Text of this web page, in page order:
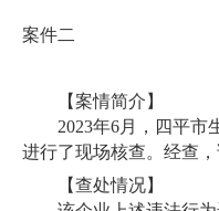
案件二
【案情简介】
2023年6月，四平市生
进行了现场核查。经查
【查处情况】